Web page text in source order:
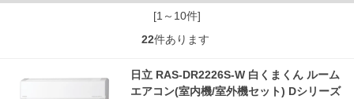
[1～10件]
22件あります
日立 RAS-DR2226S-W 白くまくん ルーム
エアコン(室内機/室外機セット) Dシリーズ